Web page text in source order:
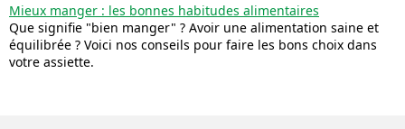
Mieux manger : les bonnes habitudes alimentaires
Que signifie "bien manger" ? Avoir une alimentation saine et
équilibrée ? Voici nos conseils pour faire les bons choix dans
votre assiette.